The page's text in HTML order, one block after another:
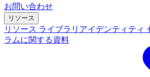
お問い合わせ
リソース
リソース ライブラリ アイデンティティ
ラムに関する資料